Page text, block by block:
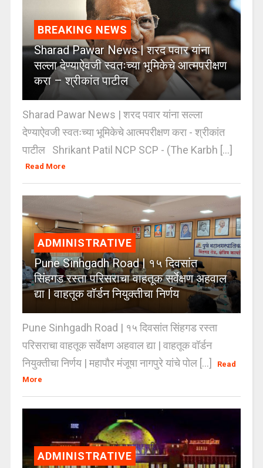
BREAKING NEWS
Sharad Pawar News | शरद पवार यांना
सल्ला देण्याऐवजी स्वतःच्या भूमिकेचे आत्मपरीक्षण
करा – श्रीकांत पाटील
Sharad Pawar News | शरद पवार यांना सल्ला
देण्याऐवजी स्वतःच्या भूमिकेचे आत्मपरीक्षण करा - श्रीकांत
पाटील Shrikant Patil NCP SCP - (The Karbh [...]
Read More
ADMINISTRATIVE
Pune Sinhgadh Road | १५ दिवसांत
सिंहगड रस्ता परिसराचा वाहतूक सर्वेक्षण अहवाल
द्या | वाहतूक वॉर्डन नियुक्तीचा निर्णय
Pune Sinhgadh Road | १५ दिवसांत सिंहगड रस्ता
परिसराचा वाहतूक सर्वेक्षण अहवाल द्या | वाहतूक वॉर्डन
नियुक्तीचा निर्णय | महापौर मंजूषा नागपुरे यांचे पोल [...]
Read
More
ADMINISTRATIVE